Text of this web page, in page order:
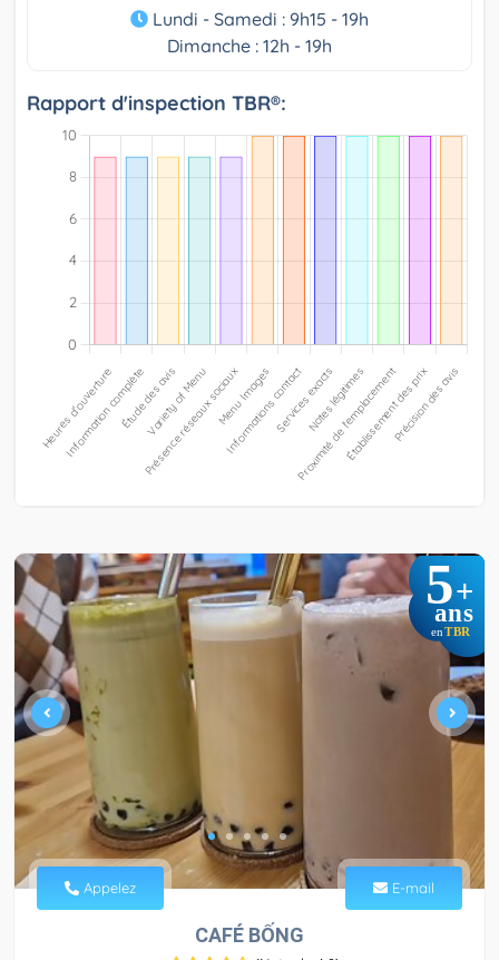
Lundi - Samedi : 9h15 - 19h
Dimanche : 12h - 19h
Rapport d'inspection TBR®:
5+
ans
en TBR
Appelez E-mail
CAFÉ BỐNG